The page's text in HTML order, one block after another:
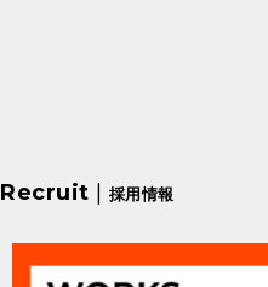
Recruit | 採用情報